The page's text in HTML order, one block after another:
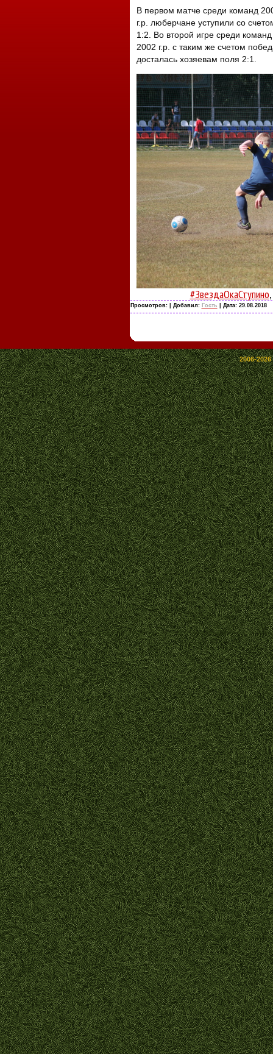
В первом матче среди команд
г.р. люберчане уступили со
1:2. Во второй игре среди команд
2002 г.р. с таким же счетом
досталась хозяевам поля 2:1.
#ЗвездаОкаСтупино,
Просмотров: | Добавил: Гость | Дата: 29.08.2018
2006-